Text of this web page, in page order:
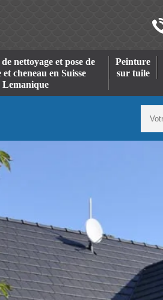
nettoyage et pose de
cheneau en Suisse
Lemanique
Peinture
sur tuile